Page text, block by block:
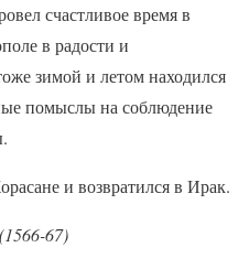
счастливое время в
в радости и
зимой и летом находился
помыслы на соблюдение
и возвратился в Ирак.
67)